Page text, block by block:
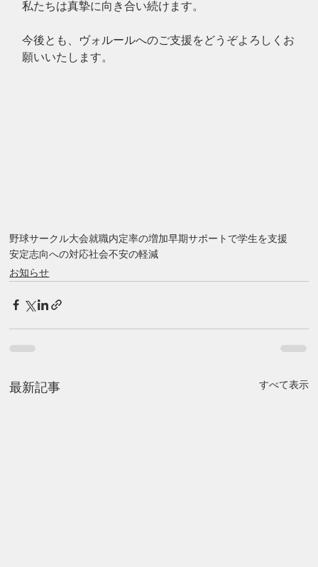
私たちは真摯に向き合い続けます。
今後とも、ヴォルールへのご支援をどうぞよろしくお
願いいたします。
野球サークル大会就職内定率の増加早期サポートで学生を支援
安定志向への対応社会不安の軽減
お知らせ
最新記事 すべて表示